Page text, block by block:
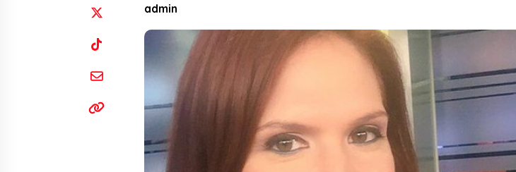
admin